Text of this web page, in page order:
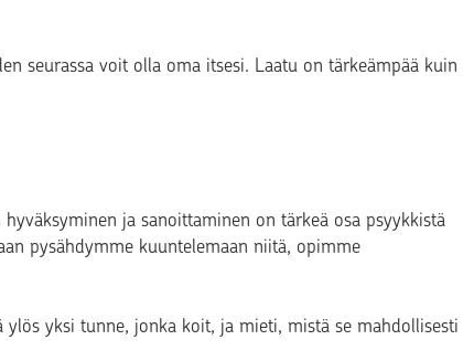
seurassa voit olla oma itsesi. Laatu on tärkeämpää kuin
ja sanoittaminen on tärkeä osa psyykkistä
pysähdymme kuuntelemaan niitä, opimme
ylös yksi tunne, jonka koit, ja mieti, mistä se mahdollisesti